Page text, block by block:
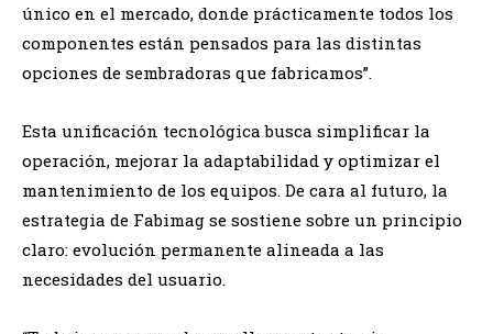
único en el mercado, donde prácticamente todos los
componentes están pensados para las distintas
opciones de sembradoras que fabricamos”.
Esta unificación tecnológica busca simplificar la
operación, mejorar la adaptabilidad y optimizar el
mantenimiento de los equipos. De cara al futuro, la
estrategia de Fabimag se sostiene sobre un principio
claro: evolución permanente alineada a las
necesidades del usuario.